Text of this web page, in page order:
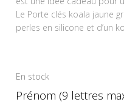
Le Porte clés koala jaune
perles en silicone et d’un
En stock
Prénom (9 lettres